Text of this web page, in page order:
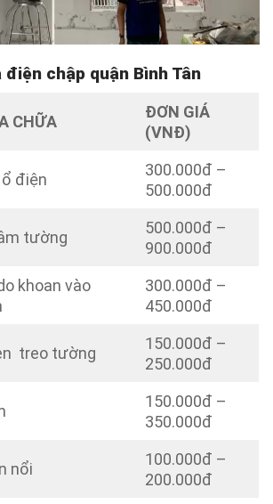
chập quận Bình Tân
CHỮA
ĐƠN GIÁ
(VNĐ)
điện
300.000đ –
500.000đ
tường
500.000đ –
900.000đ
khoan vào
300.000đ –
450.000đ
treo tường
150.000đ –
250.000đ
150.000đ –
350.000đ
nổi
100.000đ –
200.000đ